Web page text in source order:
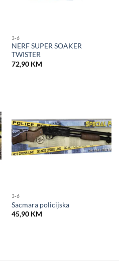
3-6
NERF SUPER SOAKER
TWISTER
72,90 KM
3-6
Sacmara policijska
45,90 KM